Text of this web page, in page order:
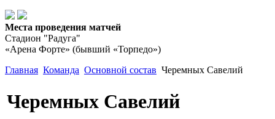
Места проведения матчей
Стадион "Радуга"
«Арена Форте» (бывший «Торпедо»)
Главная Команда Основной состав Черемных Савелий
Черемных Савелий